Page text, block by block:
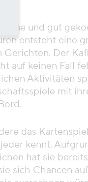
und gut
entsteht eine
Gerichten. Der
auf keinen Fall
Aktivitäten
mit
das
kennt.
hat sie
sich Chancen